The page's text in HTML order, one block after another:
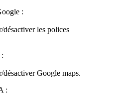
:
les polices
Google maps.
: